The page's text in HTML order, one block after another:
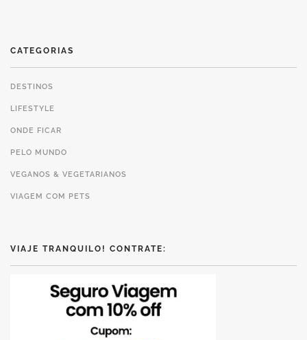
CATEGORIAS
DESTINOS
LIFESTYLE
ONDE FICAR
PELO MUNDO
VEGANOS & VEGETARIANOS
VIAGEM COM PETS
VIAJE TRANQUILO! CONTRATE: